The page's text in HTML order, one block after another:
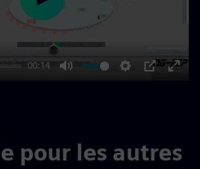
00:14
Mute Settings
PIP
Play
pour les autres